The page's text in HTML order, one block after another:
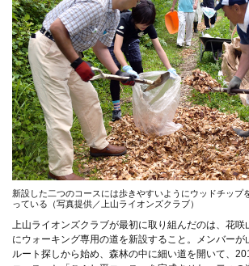
新設した二つのコースには歩きやすいようにウッドチップ
っている（写真提供／上山ライオンズクラブ）
上山ライオンズクラブが最初に取り組んだのは、花
にウォーキング専用の道を新設すること。メンバー
ルート探しから始め、森林の中に細い道を開いて、